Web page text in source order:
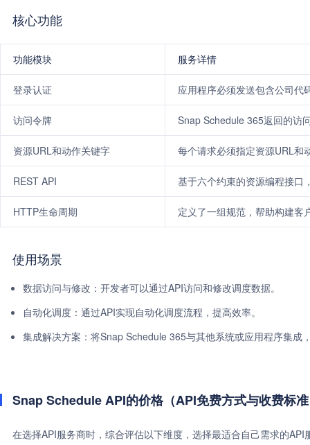
核心功能
功能模块 服务详情
登录认证 应用程序必须发送包含公司代
访问令牌 Snap Schedule 365返回的访
资源URL和动作关键字 每个请求必须指定资源URL和
REST API 基于六个约束的资源编程接口
HTTP生命周期 定义了一组规范，帮助构建客
使用场景
数据访问与修改：开发者可以通过API访问和修改调度数据。
自动化调度：通过API实现自动化调度流程，提高效率。
集成解决方案：将Snap Schedule 365与其他系统或应用程序集成
Snap Schedule API的价格（API免费方式与收费标
在选择API服务商时，综合评估以下维度，选择最适合自己需求的